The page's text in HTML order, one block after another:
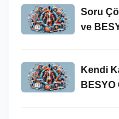
Soru
ve
Kendi
BESYO